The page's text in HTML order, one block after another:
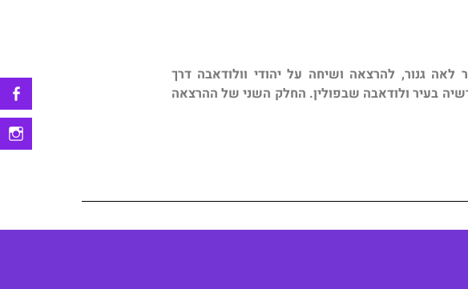
גנור, להרצאה ושיחה על יהודי וולודאבה דרך
בעיר ולודאבה שבפולין. החלק השני של ההרצאה